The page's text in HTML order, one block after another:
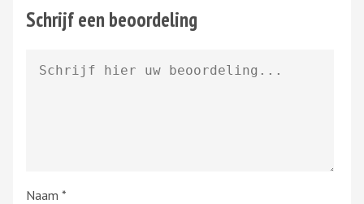
Schrijf een beoordeling
Naam *